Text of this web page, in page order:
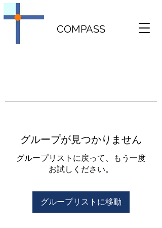
COMPASS
グループが見つかりません
グループリストに戻って、もう一度
お試しください。
グループリストに移動